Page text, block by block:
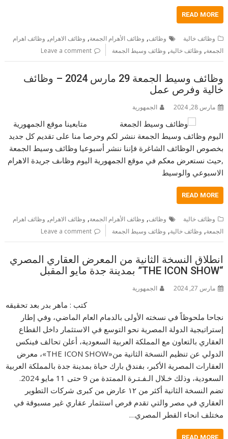
READ MORE
وظائف خالية وظائف, وظائف الأهرام الجمعة, وظائف الاهرام, وظائف اهرام
الجمعة, وظائف خالية, وظائف وسيط الجمعة Leave a comment
وظائف وسيط الجمعة 29 مارس 2024 – وظائف
خالية وفرص عمل
مارس 28, 2024 الجمهورية
متابعينا موقع الجمهورية
اليوم وظائف وسيط الجمعة ننشر لكم وحرصا منا على تقديم كل جديد
بخصوص الوظائف الشاغرة فإننا ننشر أسبوعيا وظائف وسيط الجمعة
,حيث نستعرض معكم في موقع الجمهورية اليوم وظاىف جريدة الاهرام
الاسبوعي والوسيط
READ MORE
وظائف خالية وظائف, وظائف الأهرام الجمعة, وظائف الاهرام, وظائف اهرام
الجمعة, وظائف خالية, وظائف وسيط الجمعة Leave a comment
انطلاق النسخة الثانية من المعرض العقاري المصري
“THE ICON SHOW” بمدينة جدة مايو المقبل
مارس 27, 2024 الجمهورية
كتب : ماهر بدر بعد تحقيقه
نجاحا ملحوظاً في نسخته الأولى بالدمام العام الماضي، وفي إطار
إستراتيجية الدولة المصرية نحو التوسع في الاستثمار داخل القطاع
العقاري بالتعاون مع المملكة العربية السعودية، أعلن تحالف فينكس
الدولي عن تنظيم النسخة الثانية من«THE ICON SHOW»، معرض
العقارات المصرية الأكبر، بفندق بارك حياة بمدينة جدة بالمملكة العربية
السعودية، وذلك خـلال الـفـتـرة الممتدة من 9 حتى 11 مايو 2024.
تضم النسخة الثانية أكثر من ١٢ عارض من كبرى شركات التطوير
العقاري في مصر والتي تقدم فرص استثمار عقاري غير مسبوقة في
مختلف انحاء القطر المصري…
READ MORE